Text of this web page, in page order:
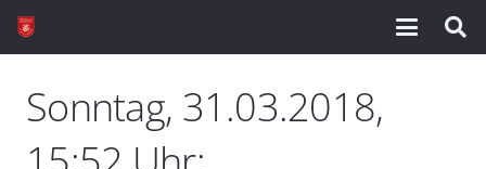
Sonntag, 31.03.2018,